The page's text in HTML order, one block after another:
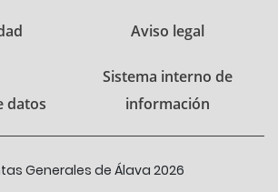
Aviso legal
datos
Sistema interno de
información
Generales de Álava 2026